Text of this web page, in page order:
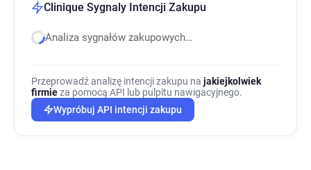
Clinique Sygnaly Intencji Zakupu
Analiza sygnałów zakupowych…
Przeprowadź analizę intencji zakupu na jakiejkolwiek
firmieza pomocą API lub pulpitu nawigacyjnego.
Wypróbuj API intencji zakupu